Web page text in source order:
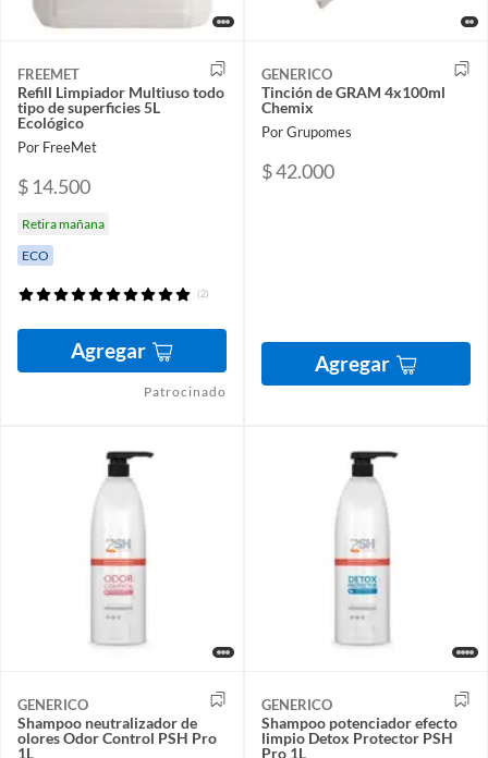
FREEMET
Refill Limpiador Multiuso todo
tipo de superficies 5L
Ecológico
Por FreeMet
$ 14.500
Retira mañana
ECO
(2)
Agregar
Patrocinado
GENERICO
Tinción de GRAM 4x100ml
Chemix
Por Grupomes
$ 42.000
Agregar
GENERICO
Shampoo neutralizador de
olores Odor Control PSH Pro
1L
GENERICO
Shampoo potenciador efecto
limpio Detox Protector PSH
Pro 1L